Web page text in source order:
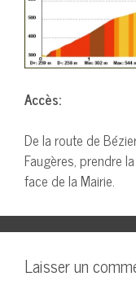
Accès:
De la route de
Faugères, prendre
face de la Mairie.
Laisser un